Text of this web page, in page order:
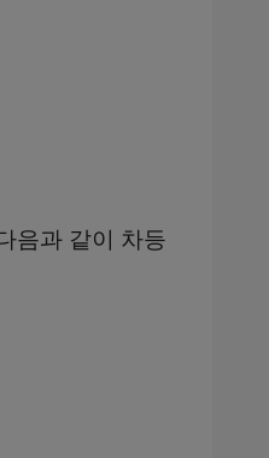
음과 같이 차등